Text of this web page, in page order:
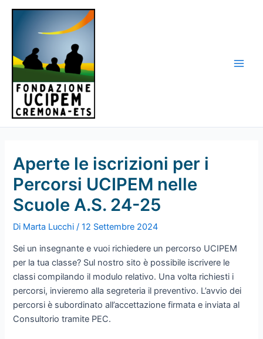
contenuto
Aperte le iscrizioni per i
Percorsi UCIPEM nelle
Scuole A.S. 24-25
Di Marta Lucchi/12 Settembre 2024
Sei un insegnante e vuoi richiedere un percorso UCIPEM
per la tua classe? Sul nostro sito è possibile iscrivere le
classi compilando il modulo relativo. Una volta richiesti i
percorsi, invieremo alla segreteria il preventivo. L’avvio dei
percorsi è subordinato all’accettazione firmata e inviata al
Consultorio tramite PEC.